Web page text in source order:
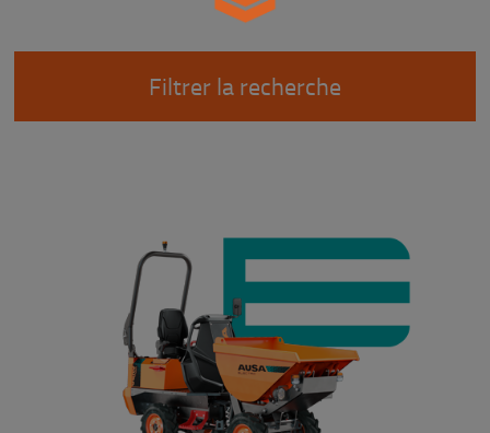
Filtrer la recherche